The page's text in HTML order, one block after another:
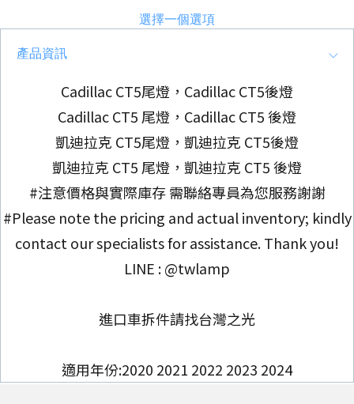
選擇一個選項
產品資訊
Cadillac CT5尾燈，Cadillac CT5後燈
Cadillac CT5 尾燈，Cadillac CT5 後燈
凱迪拉克 CT5尾燈，凱迪拉克 CT5後燈
凱迪拉克 CT5 尾燈，凱迪拉克 CT5 後燈
#注意價格與實際庫存 需聯絡專員為您服務謝謝
#Please note the pricing and actual inventory; kindly
contact our specialists for assistance. Thank you!
LINE : @twlamp
進口車拆件請找台灣之光
適用年份:2020 2021 2022 2023 2024